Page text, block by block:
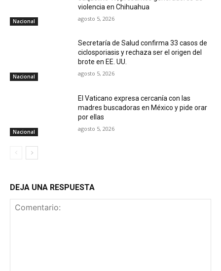
Nacional
violencia en Chihuahua
agosto 5, 2026
Nacional
Secretaría de Salud confirma 33 casos de
ciclosporiasis y rechaza ser el origen del
brote en EE. UU.
agosto 5, 2026
Nacional
El Vaticano expresa cercanía con las
madres buscadoras en México y pide orar
por ellas
agosto 5, 2026
DEJA UNA RESPUESTA